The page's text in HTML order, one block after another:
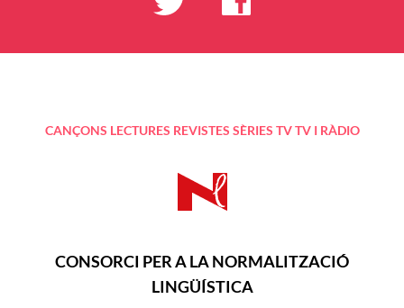
CANÇONS LECTURES REVISTES SÈRIES TV TV I RÀDIO
CONSORCI PER A LA NORMALITZACIÓ
LINGÜÍSTICA